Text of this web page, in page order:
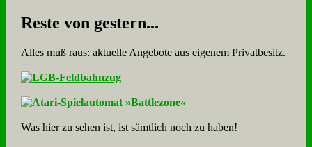
Re­ste von ge­stern...
Alles muß raus: aktuelle An­ge­bo­te aus eigenem Privatbesitz.
Was hier zu sehen ist, ist sämt­lich noch zu haben!